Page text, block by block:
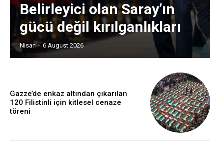
Belirleyici olan Saray’ın
gücü değil kırılganlıkları
Nisan - 6 August 2026
Gazze’de enkaz altından çıkarılan
120 Filistinli için kitlesel cenaze
töreni